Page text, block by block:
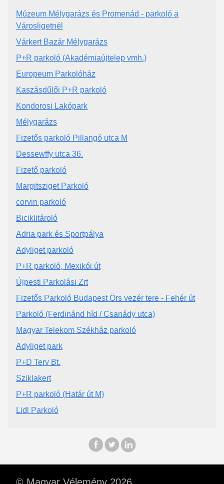
Múzeum Mélygarázs és Promenád - parkoló a
Városligetnél
Várkert Bazár Mélygarázs
P+R parkoló (Akadémiaújtelep vmh.)
Europeum Parkolóház
Kaszásdűlői P+R parkoló
Kondorosi Lakópark
Mélygarázs
Fizetős parkoló Pillangó utca M
Dessewffy utca 36.
Fizető parkoló
Margitsziget Parkoló
corvin parkoló
Biciklitároló
Adria park és Sportpálya
Adyliget parkoló
P+R parkoló, Mexikói út
Újpesti Parkolási Zrt
Fizetős Parkoló Budapest Örs vezér tere - Fehér út
Parkoló (Ferdinánd híd / Csanády utca)
Magyar Telekom Székház parkoló
Adyliget park
P+D Terv Bt.
Sziklakert
P+R parkoló (Határ út M)
Lidl Parkoló